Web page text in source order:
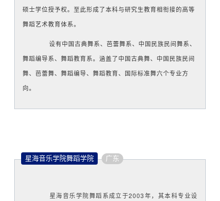
硕士学位授予权。至此形成了本科与研究生教育相衔接的高等
舞蹈艺术教育体系。
设有中国古典舞系、芭蕾舞系、中国民族民间舞系、
舞蹈编导系、舞蹈教育系。涵盖了中国古典舞、中国民族民间
舞、芭蕾舞、舞蹈编导、舞蹈教育、国际标准舞六个专业方
向。
星海音乐学院舞蹈学院 广东
星海音乐学院舞蹈系成立于2003年，其本科专业设